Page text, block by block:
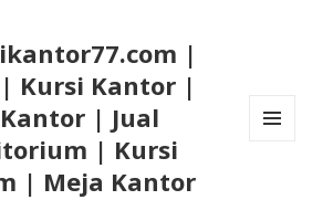
|
Kursi Kantor |
| Jual
| Kursi
| Meja Kantor